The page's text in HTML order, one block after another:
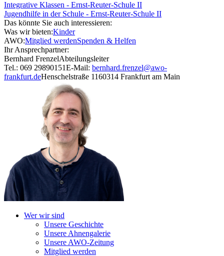
Integrative Klassen - Ernst-Reuter-Schule II
Jugendhilfe in der Schule - Ernst-Reuter-Schule II
Das könnte Sie auch interessieren:
Was wir bieten:Kinder
AWO:Mitglied werdenSpenden & Helfen
Ihr Ansprechpartner:
Bernhard FrenzelAbteilungsleiter
Tel.: 069 29890151E-Mail: bernhard.frenzel@awo-
frankfurt.deHenschelstraße 1160314 Frankfurt am Main
Wer wir sind
Unsere Geschichte
Unsere Ahnengalerie
Unsere AWO-Zeitung
Mitglied werden